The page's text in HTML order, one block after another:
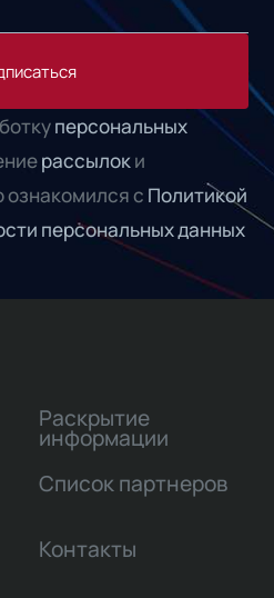
персональных
рассылоки
с Политикой
персональных данных
Раскрытие
информации
Список партнеров
Контакты